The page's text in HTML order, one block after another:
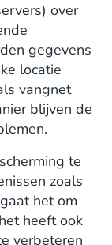
over
gegevens
locatie
vangnet
blijven de
te
zoals
het om
heeft ook
verbeteren